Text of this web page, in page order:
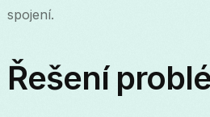
spojení.
Řešení